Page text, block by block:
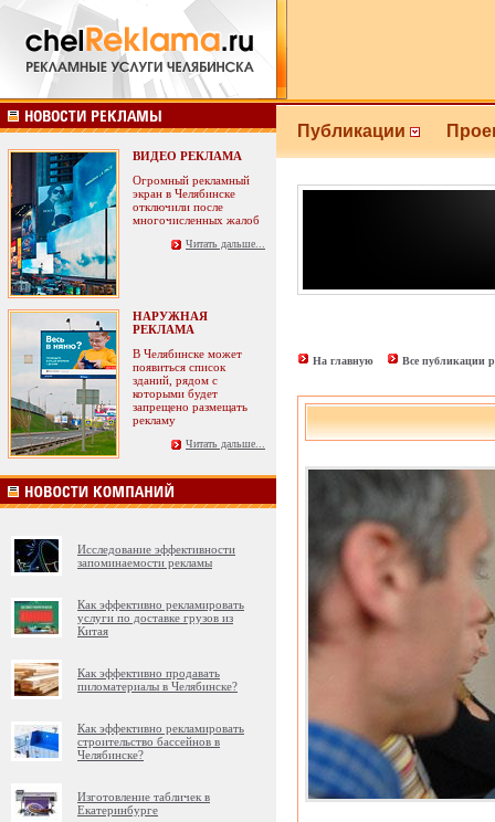
ВИДЕО РЕКЛАМА
Огромный рекламный
экран в Челябинске
отключили после
многочисленных жалоб
Читать дальше...
НАРУЖНАЯ
РЕКЛАМА
В Челябинске может
появиться список
зданий, рядом с
которыми будет
запрещено размещать
рекламу
Читать дальше...
Исследование эффективности
запоминаемости рекламы
Как эффективно рекламировать
услуги по доставке грузов из
Китая
Как эффективно продавать
пиломатериалы в Челябинске?
Как эффективно рекламировать
строительство бассейнов в
Челябинске?
Изготовление табличек в
Екатеринбурге
Публикации
На главную Все публикации